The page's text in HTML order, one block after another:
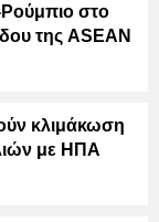
στο
της ASEAN
κλιμάκωση
με ΗΠΑ